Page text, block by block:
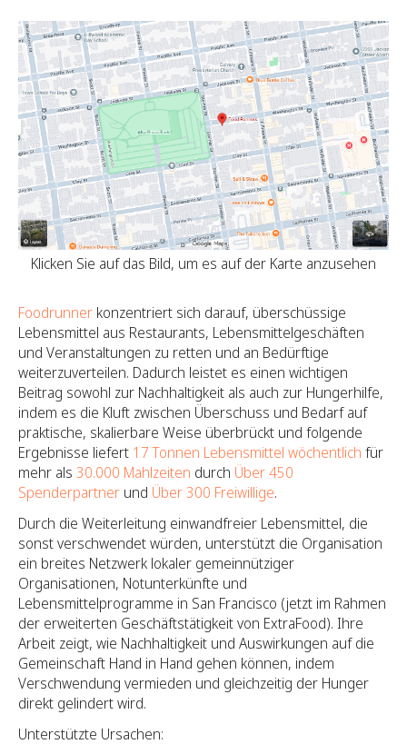
Klicken Sie auf das Bild, um es auf der Karte anzusehen
Foodrunner konzentriert sich darauf, überschüssige
Lebensmittel aus Restaurants, Lebensmittelgeschäften
und Veranstaltungen zu retten und an Bedürftige
weiterzuverteilen. Dadurch leistet es einen wichtigen
Beitrag sowohl zur Nachhaltigkeit als auch zur Hungerhilfe,
indem es die Kluft zwischen Überschuss und Bedarf auf
praktische, skalierbare Weise überbrückt und folgende
Ergebnisse liefert 17 Tonnen Lebensmittel wöchentlich für
mehr als 30.000 Mahlzeiten durch Über 450
Spenderpartner und Über 300 Freiwillige.
Durch die Weiterleitung einwandfreier Lebensmittel, die
sonst verschwendet würden, unterstützt die Organisation
ein breites Netzwerk lokaler gemeinnütziger
Organisationen, Notunterkünfte und
Lebensmittelprogramme in San Francisco (jetzt im Rahmen
der erweiterten Geschäftstätigkeit von ExtraFood). Ihre
Arbeit zeigt, wie Nachhaltigkeit und Auswirkungen auf die
Gemeinschaft Hand in Hand gehen können, indem
Verschwendung vermieden und gleichzeitig der Hunger
direkt gelindert wird.
Unterstützte Ursachen: